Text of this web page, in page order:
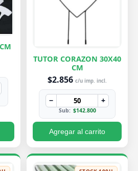
TUTOR CORAZON 30X40
CM
$2.856 c/u imp. incl.
− +
Sub: $142.800
Agregar al carrito